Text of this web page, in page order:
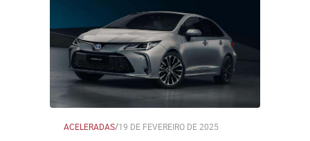
ACELERADAS/19 DE FEVEREIRO DE 2025